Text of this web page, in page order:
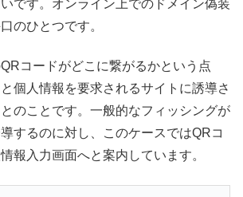
です。オンライン上でのドメイン偽装
のひとつです。
コードがどこに繋がるかという点
個人情報を要求されるサイトに誘導さ
のことです。一般的なフィッシングが
するのに対し、このケースではQRコ
報入力画面へと案内しています。